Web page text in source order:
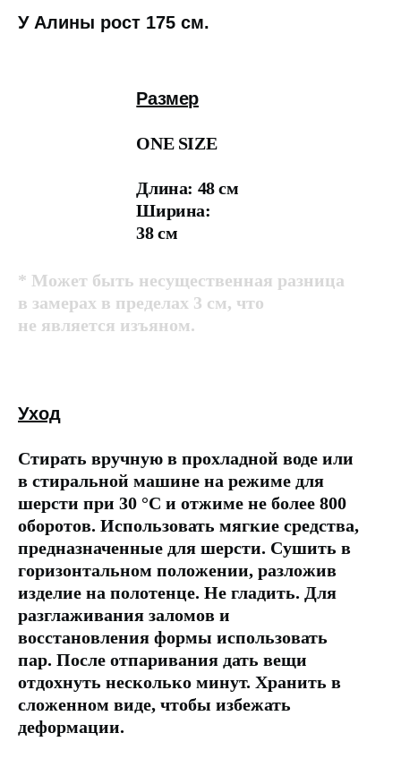
У Алины рост 175 см.
Размер
ONE SIZE
Длина: 48 см
Ширина:
38 см
* Может быть несущественная разница
в замерах в пределах 3 см, что
не является изъяном.
Уход
Стирать вручную в прохладной воде или
в стиральной машине на режиме для
шерсти при 30 °C и отжиме не более 800
оборотов. Использовать мягкие средства,
предназначенные для шерсти. Сушить в
горизонтальном положении, разложив
изделие на полотенце. Не гладить. Для
разглаживания заломов и
восстановления формы использовать
пар. После отпаривания дать вещи
отдохнуть несколько минут. Хранить в
сложенном виде, чтобы избежать
деформации.